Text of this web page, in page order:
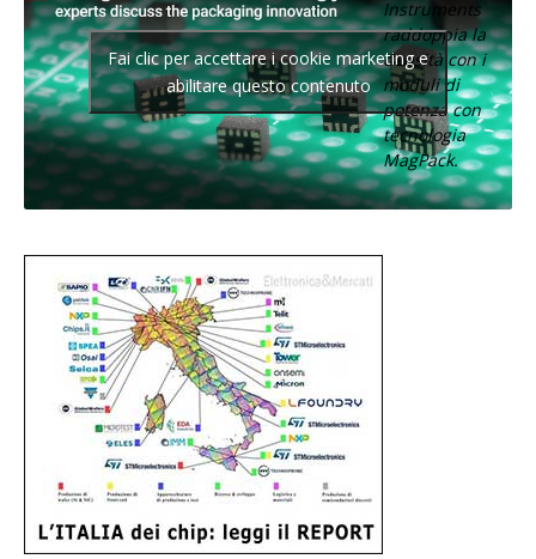
Instruments
raddoppia la
densità con i
moduli di
potenza con
tecnologia
MagPack.
Fai clic per accettare i cookie marketing e
abilitare questo contenuto